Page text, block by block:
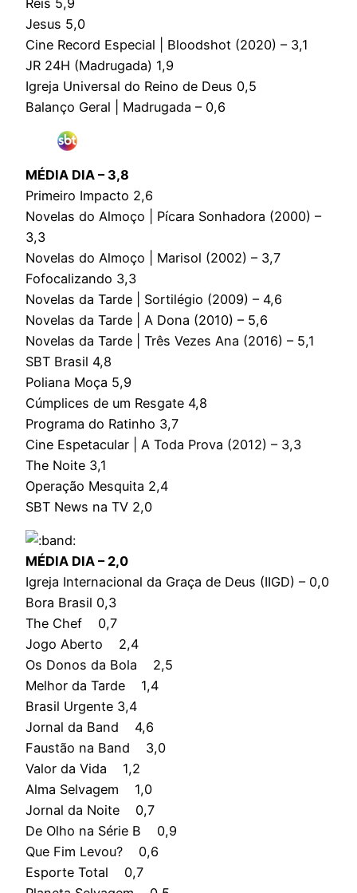
Reis 5,9
Jesus 5,0
Cine Record Especial | Bloodshot (2020) – 3,1
JR 24H (Madrugada) 1,9
Igreja Universal do Reino de Deus 0,5
Balanço Geral | Madrugada – 0,6
MÉDIA DIA – 3,8
Primeiro Impacto 2,6
Novelas do Almoço | Pícara Sonhadora (2000) –
3,3
Novelas do Almoço | Marisol (2002) – 3,7
Fofocalizando 3,3
Novelas da Tarde | Sortilégio (2009) – 4,6
Novelas da Tarde | A Dona (2010) – 5,6
Novelas da Tarde | Três Vezes Ana (2016) – 5,1
SBT Brasil 4,8
Poliana Moça 5,9
Cúmplices de um Resgate 4,8
Programa do Ratinho 3,7
Cine Espetacular | A Toda Prova (2012) – 3,3
The Noite 3,1
Operação Mesquita 2,4
SBT News na TV 2,0
MÉDIA DIA – 2,0
Igreja Internacional da Graça de Deus (IIGD) – 0,0
Bora Brasil 0,3
The Chef 0,7
Jogo Aberto 2,4
Os Donos da Bola 2,5
Melhor da Tarde 1,4
Brasil Urgente 3,4
Jornal da Band 4,6
Faustão na Band 3,0
Valor da Vida 1,2
Alma Selvagem 1,0
Jornal da Noite 0,7
De Olho na Série B 0,9
Que Fim Levou? 0,6
Esporte Total 0,7